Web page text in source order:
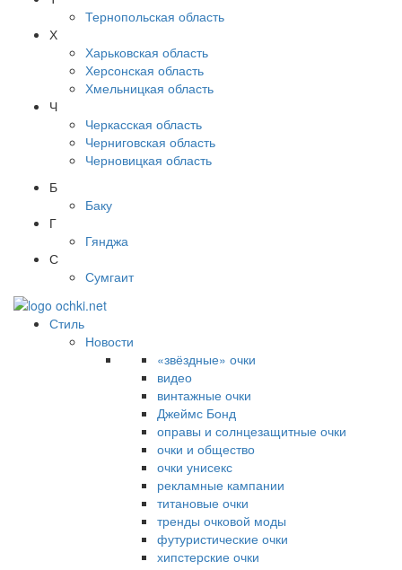
Тернопольская область
Х
Харьковская область
Херсонская область
Хмельницкая область
Ч
Черкасская область
Черниговская область
Черновицкая область
Б
Баку
Г
Гянджа
С
Сумгаит
Стиль
Новости
«звёздные» очки
видео
винтажные очки
Джеймс Бонд
оправы и солнцезащитные очки
очки и общество
очки унисекс
рекламные кампании
титановые очки
тренды очковой моды
футуристические очки
хипстерские очки